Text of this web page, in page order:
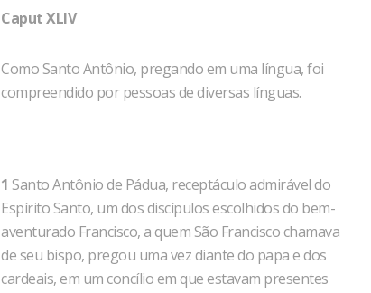
Caput XLIV
Como Santo Antônio, pregando em uma língua, foi
compreendido por pessoas de diversas línguas.
1 Santo Antônio de Pádua, receptáculo admirável do
Espírito Santo, um dos discípulos escolhidos do bem-
aventurado Francisco, a quem São Francisco chamava
de seu bispo, pregou uma vez diante do papa e dos
cardeais, em um concílio em que estavam presentes